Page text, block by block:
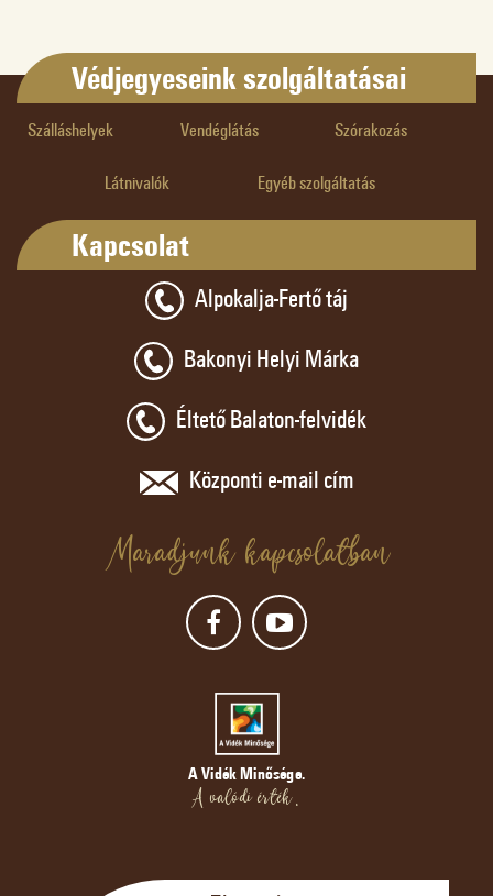
Védjegyeseink szolgáltatásai
Szálláshelyek Vendéglátás Szórakozás
Látnivalók Egyéb szolgáltatás
Kapcsolat
Alpokalja-Fertő táj
Bakonyi Helyi Márka
Éltető Balaton-felvidék
Központi e-mail cím
Maradjunk kapcsolatban
A Vidék Minősége.
A valódi érték.